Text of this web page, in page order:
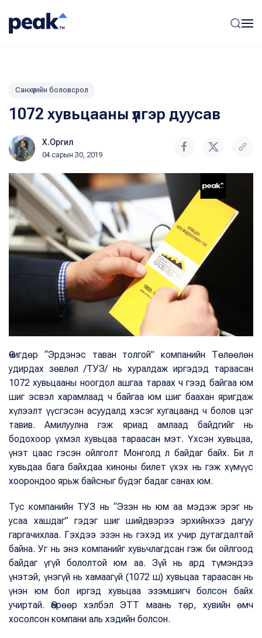
Санхүүгийн боловсрол
1072 хувьцааны үлгэр дуусав
Х.Оргил
04 сарын 30, 2019
Өчигдөр “Эрдэнэс таван толгой” компанийн Төлөөлөн
удирдах зөвлөл /ТУЗ/ нь хуралдаж иргэдэд тараасан
1072 хувьцааны ноогдол ашгаа тараах ч гээд байгаа юм
шиг эсвэл харамлаад ч байгаа юм шиг баахан яригдаж
хүлээлт үүсгэсэн асуудалд хэсэг хугацаанд ч болов цэг
тавив. Амилуулна гэж яриад амлаад байдгийг нь
бодохоор үхмэл хувьцаа тараасан мэт. Үхсэн хувьцаа,
үнэт цаас гэсэн ойлголт Монголд л байдаг байх. Би л
хувьдаа бага байхдаа киноны билет үхэх нь гэж хүмүүс
хоорондоо ярьж байсныг бүдэг бадаг санах юм.
Тус компанийн ТУЗ нь “Эзэн нь юм аа мэдэж эрэг нь
усаа хашдаг” гэдэг шиг шийдвэрээ эрхийнхээ дагуу
гаргачихлаа. Гэхдээ эзэн нь гэхэд их учир дутагдалтай
байна. Уг нь энэ компанийг хувьчлагдсан гэж би ойлгоод
байдаг үгүй бололтой юм аа. Зүй нь ард түмэндээ
үнэтэй, үнэгүй нь хамаагүй (1072 ш) хувьцаа тараасан нь
үнэн юм бол иргэд хувьцаа эзэмшигч болсон байх
учиртай. Өөрөөр хэлбэл ЭТТ маань төр, хувийн өмч
хосолсон компани аль хэдийн болсон.